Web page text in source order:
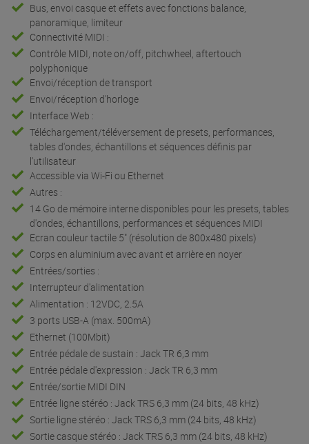
Bus, envoi casque et effets avec fonctions balance,
panoramique, limiteur
Connectivité MIDI :
Contrôle MIDI, note on/off, pitchwheel, aftertouch
polyphonique
Envoi/réception de transport
Envoi/réception d'horloge
Interface Web :
Téléchargement/téléversement de presets, performances,
tables d'ondes, échantillons et séquences définis par
l'utilisateur
Accessible via Wi-Fi ou Ethernet
Autres :
14 Go de mémoire interne disponibles pour les presets, tables
d'ondes, échantillons, performances et séquences MIDI
Ecran couleur tactile 5" (résolution de 800x480 pixels)
Corps en aluminium avec avant et arrière en noyer
Entrées/sorties :
Interrupteur d'alimentation
Alimentation : 12VDC, 2.5A
3 ports USB-A (max. 500mA)
Ethernet (100Mbit)
Entrée pédale de sustain : Jack TR 6,3 mm
Entrée pédale d'expression : Jack TR 6,3 mm
Entrée/sortie MIDI DIN
Entrée ligne stéréo : Jack TRS 6,3 mm (24 bits, 48 kHz)
Sortie ligne stéréo : Jack TRS 6,3 mm (24 bits, 48 kHz)
Sortie casque stéréo : Jack TRS 6,3 mm (24 bits, 48 kHz)